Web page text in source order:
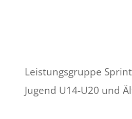
Leistungsgruppe
Jugend U14-U20 und